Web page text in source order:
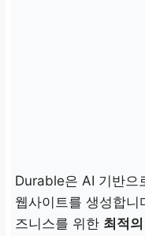
Durable은 AI 기반으
웹사이트를 생성합니
즈니스를 위한 최적